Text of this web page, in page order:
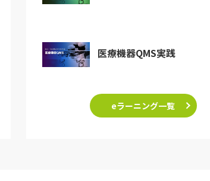
医療機器QMS実践
eラーニング一覧